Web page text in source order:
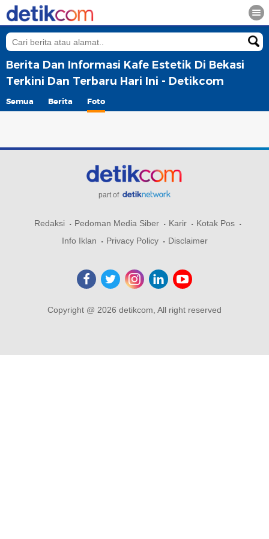
Berita Dan Informasi Kafe Estetik Di Bekasi
Terkini Dan Terbaru Hari Ini - Detikcom
Semua Berita Foto
part of
Redaksi Pedoman Media Siber Karir
Kotak Pos
Info Iklan
Privacy Policy Disclaimer
Copyright @ 2026 detikcom, All right reserved